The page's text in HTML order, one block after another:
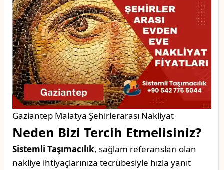
Gaziantep Malatya Şehirlerarası Nakliyat
Neden Bizi Tercih Etmelisiniz?
Sistemli Taşımacılık, sağlam referansları olan
nakliye ihtiyaçlarınıza tecrübesiyle hızla yanıt